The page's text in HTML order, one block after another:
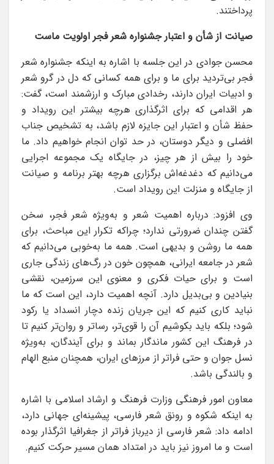
پرداختند.
صیانت از شأن و اعتبار جشنواره شعر فجر اولویت ماست
محسن جوادی در این جلسه با اشاره به اینکه جشنواره شعر
فجر بی‌تردید برای ما و برای همه کسانی که دل در گرو شعر
و ادبیات ایران دارند، رخدادی مبارک و ارزشمند است، گفت:
هر اقدامی که برای اثرگذاری هرچه بیشتر این رویداد و
حفظ شأن و اعتبار این جایزه لازم باشد، به تشخیص جناب
افضلی و دیگر دوستان، در حد توان انجام خواهیم داد. ما
خود را بیش از هر چیز، در جایگاه یک مجموعه اجرایی
می‌دانیم که دغدغه‌اش برگزاری هرچه بهتر برنامه و صیانت
از جایگاه و منزلت این رویداد است.
وی افزود:‌ درباره اهمیت شعر و به‌ویژه شعر فجر، سخن
گفتن چندان ضرورتی ندارد؛ چراکه تکرار این مباحث، برای
همه ما روشن و بدیهی است. همه ما به‌خوبی می‌دانیم که
شعر در جامعه ایرانی، همچون خون در رگ‌های زندگی جاری
است و برای حیات فکری و معنوی این سرزمین، نقشی
بنیادین و بی‌بدیل دارد. آنچه اهمیت دارد، این است که ما
نباید کاری کنیم که این جریان زنده دچار انسداد یا رکود
شود؛ بلکه باید بکوشیم آن را قوی‌تر، رساتر و روان‌تر کنیم تا
در فرهنگ این کشور ماندگار بماند و برای آیندگان، به‌ویژه
نسل جوان و حتی فراتر از مرزهای ایران، همچنان منبع الهام
و بالندگی باشد.
معاون امور فرهنگی وزارت فرهنگ و ارشاد اسلامی با اشاره
به اینکه شکوه و رونق شعر فارسی، پیشینه‌ای جهانی دارد،
ادامه داد: شعر فارسی از دیرباز فراتر از جغرافیا اثرگذار بوده
است و ما امروز نیز باید در امتداد همان مسیر حرکت کنیم.